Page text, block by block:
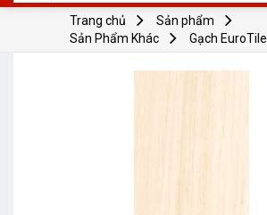
Trang chủ
Sản phẩm
Sản Phẩm Khác
Gạch EuroTile